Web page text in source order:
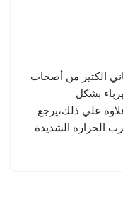
الكثير من أصحاب
بشكل
علي ذلك،يرجع
الحرارة الشديدة